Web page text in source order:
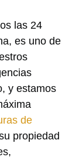
las 24
es uno de
y estamos
de
propiedad